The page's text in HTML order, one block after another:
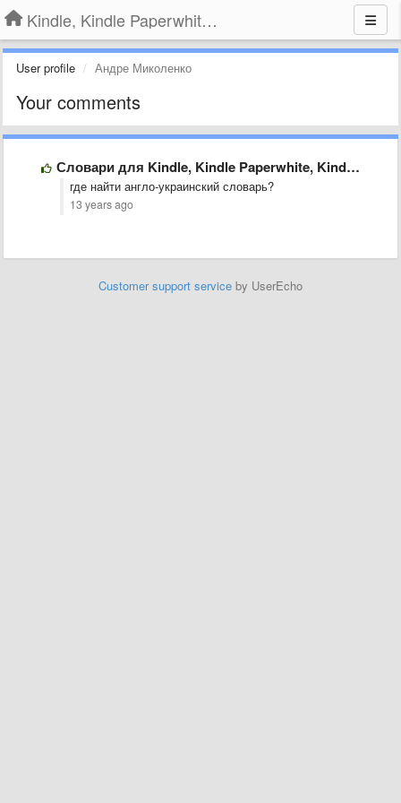
Kindle, Kindle Paperwhite, Kindle Voyage
User profile Андре Миколенко
Your comments
Словари для Kindle, Kindle Paperwhite, Kindle Keyboard
где найти англо-украинский словарь?
13 years ago
Customer support service by UserEcho